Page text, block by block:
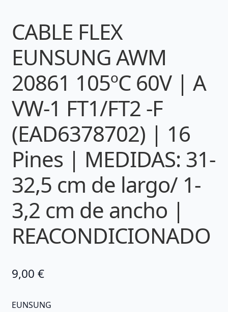
CABLE FLEX
EUNSUNG AWM
20861 105ºC 60V | A
VW-1 FT1/FT2 -F
(EAD6378702) | 16
Pines | MEDIDAS: 31-
32,5 cm de largo/ 1-
3,2 cm de ancho |
REACONDICIONADO
9,00 €
EUNSUNG